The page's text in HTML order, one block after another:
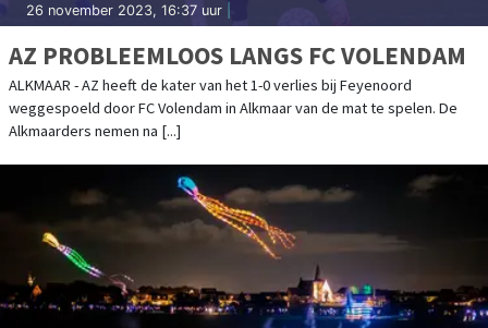
26 november 2023, 16:37 uur
AZ PROBLEEMLOOS LANGS FC VOLENDAM
ALKMAAR - AZ heeft de kater van het 1-0 verlies bij Feyenoord
weggespoeld door FC Volendam in Alkmaar van de mat te spelen. De
Alkmaarders nemen na [...]